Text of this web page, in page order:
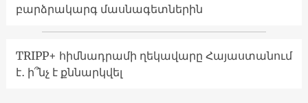
բարձրակարգ մասնագետներին
TRIPP+ հիմնադրամի ղեկավարը Հայաստանում
է․ ի՞նչ է քննարկվել